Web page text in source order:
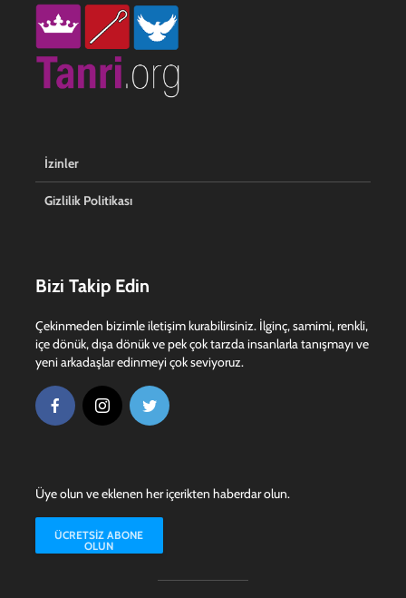
İzinler
Gizlilik Politikası
Bizi Takip Edin
Çekinmeden bizimle iletişim kurabilirsiniz. İlginç, samimi, renkli,
içe dönük, dışa dönük ve pek çok tarzda insanlarla tanışmayı ve
yeni arkadaşlar edinmeyi çok seviyoruz.
Üye olun ve eklenen her içerikten haberdar olun.
ÜCRETSIZ ABONE
OLUN